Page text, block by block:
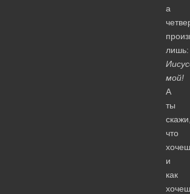
а
лишь:
мой!
А
ты
что
и
как